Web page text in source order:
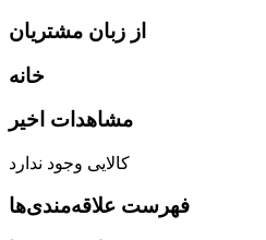
از زبان مشتریان
خانه
مشاهدات اخیر
کالایی وجود ندارد
فهرست علاقه‌مندی‌ها